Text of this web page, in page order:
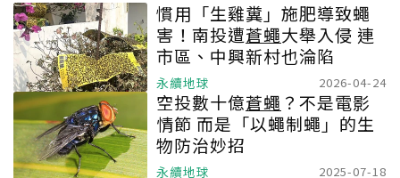
慣用「生雞糞」施肥導致蠅
害！南投遭蒼蠅大舉入侵 連
市區、中興新村也淪陷
永續地球 2026-04-24
空投數十億蒼蠅 ？不是電影
情節 而是「以蠅制蠅」的生
物防治妙招
永續地球 2025-07-18